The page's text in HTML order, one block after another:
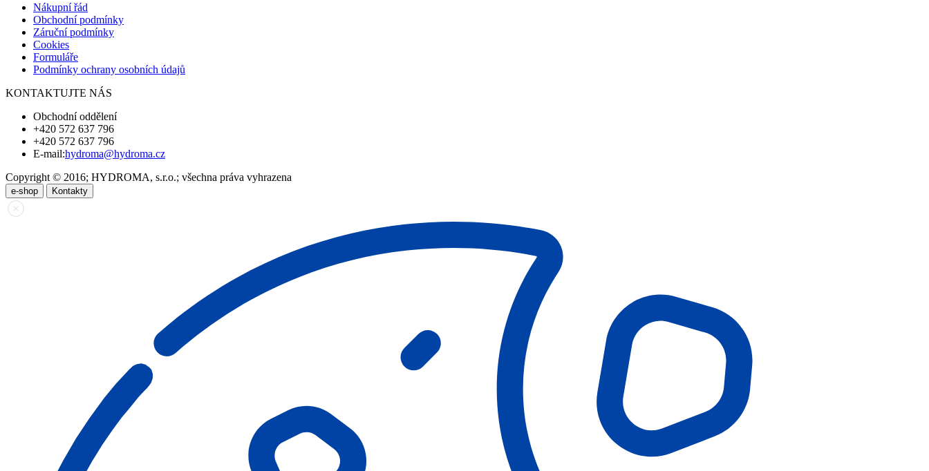
Nákupní řád
Obchodní podmínky
Záruční podmínky
Cookies
Formuláře
Podmínky ochrany osobních údajů
KONTAKTUJTE NÁS
Obchodní oddělení
+420 572 637 796
+420 572 637 796
E-mail:hydroma@hydroma.cz
Copyright © 2016; HYDROMA, s.r.o.; všechna práva vyhrazena
e-shop Kontakty